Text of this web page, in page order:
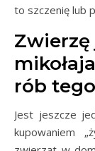
to szczenię lub
rób
Jest jeszcze
kupowaniem